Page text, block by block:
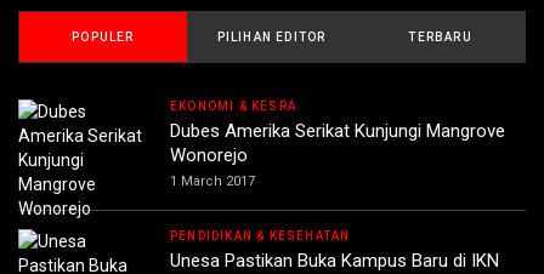
POPULER PILIHAN EDITOR TERBARU
EKONOMI & KESRA
Dubes Amerika Serikat Kunjungi Mangrove
Wonorejo
1 March 2017
PENDIDIKAN & KESEHATAN
Unesa Pastikan Buka Kampus Baru di IKN